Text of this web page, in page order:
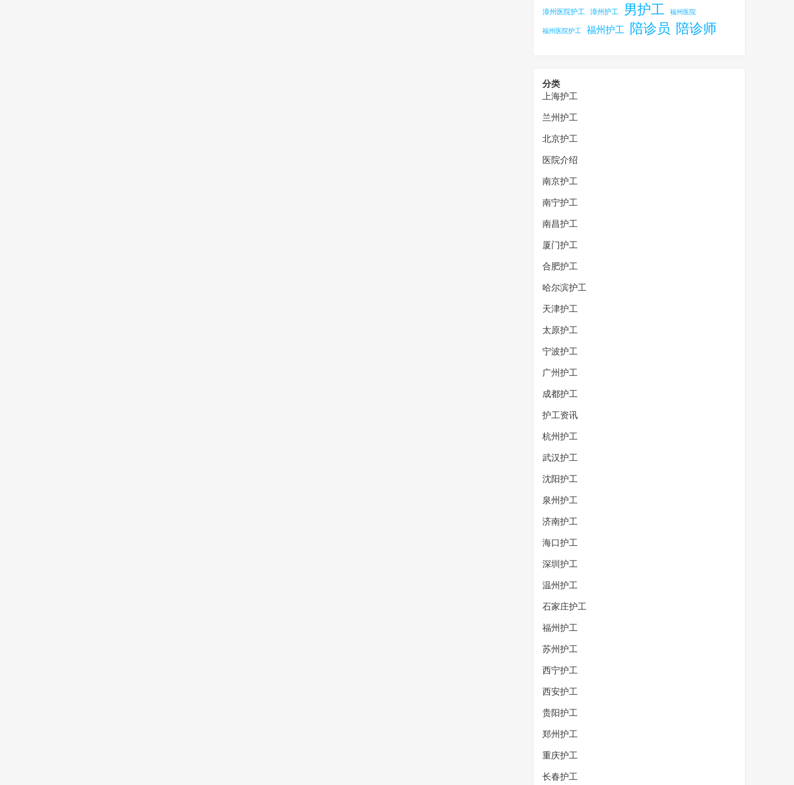
漳州医院护工 漳州护工 男护工 福州医院
福州医院护工 福州护工 陪诊员 陪诊师
分类
上海护工
兰州护工
北京护工
医院介绍
南京护工
南宁护工
南昌护工
厦门护工
合肥护工
哈尔滨护工
天津护工
太原护工
宁波护工
广州护工
成都护工
护工资讯
杭州护工
武汉护工
沈阳护工
泉州护工
济南护工
海口护工
深圳护工
温州护工
石家庄护工
福州护工
苏州护工
西宁护工
西安护工
贵阳护工
郑州护工
重庆护工
长春护工